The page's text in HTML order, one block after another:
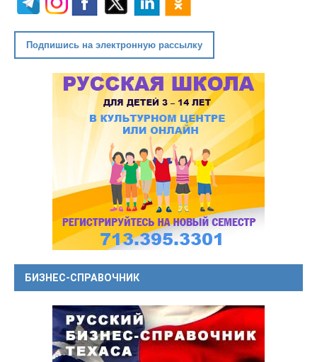
Подпишись на электронную рассылку
БИЗНЕС-СПРАВОЧНИК